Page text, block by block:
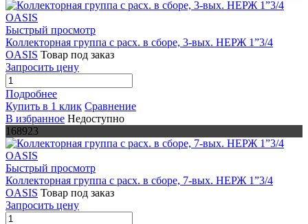
Быстрый просмотр
Коллекторная группа с расх. в сборе, 3-вых. НЕРЖ 1”3/4
OASIS Товар под заказ
Запросить цену
Подробнее
Купить в 1 клик Сравнение
В избранное Недоступно
168923
Быстрый просмотр
Коллекторная группа с расх. в сборе, 7-вых. НЕРЖ 1”3/4
OASIS Товар под заказ
Запросить цену